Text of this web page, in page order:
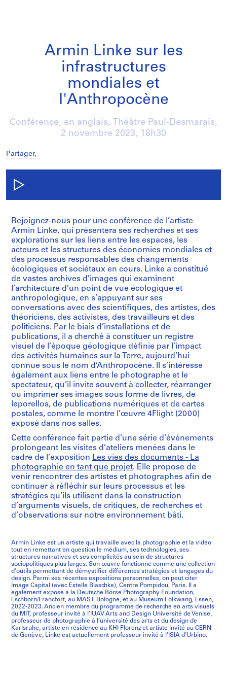
Armin Linke sur les
infrastructures
mondiales et
l'Anthropocène
Conférence, en anglais, Théâtre Paul-Desmarais,
2 novembre 2023, 18h30
Partager,
Rejoignez-nous pour une conférence de l’artiste
Armin Linke, qui présentera ses recherches et ses
explorations sur les liens entre les espaces, les
acteurs et les structures des économies mondiales et
des processus responsables des changements
écologiques et sociétaux en cours. Linke a constitué
de vastes archives d’images qui examinent
l’architecture d’un point de vue écologique et
anthropologique, en s’appuyant sur ses
conversations avec des scientifiques, des artistes, des
théoriciens, des activistes, des travailleurs et des
politiciens. Par le biais d’installations et de
publications, il a cherché à constituer un registre
visuel de l’époque géologique définie par l’impact
des activités humaines sur la Terre, aujourd’hui
connue sous le nom d’Anthropocène. Il s’intéresse
également aux liens entre le photographe et le
spectateur, qu’il invite souvent à collecter, réarranger
ou imprimer ses images sous forme de livres, de
leporellos, de publications numériques et de cartes
postales, comme le montre l’œuvre 4Flight (2000)
exposé dans nos salles.
Cette conférence fait partie d’une série d’événements
prolongeant les visites d’ateliers menées dans le
cadre de l’exposition Les vies des documents - La
photographie en tant que projet. Elle propose de
venir rencontrer des artistes et photographes afin de
continuer à réfléchir sur leurs processus et les
stratégies qu’ils utilisent dans la construction
d’arguments visuels, de critiques, de recherches et
d’observations sur notre environnement bâti.
Armin Linke est un artiste qui travaille avec la photographie et la vidéo
tout en remettant en question le médium, ses technologies, ses
structures narratives et ses complicités au sein de structures
sociopolitiques plus larges. Son œuvre fonctionne comme une collection
d’outils permettant de démystifier différentes stratégies et langages du
design. Parmi ses récentes expositions personnelles, on peut citer
Image Capital (avec Estelle Blaschke), Centre Pompidou, Paris. Il a
également exposé à la Deutsche Börse Photography Foundation,
Eschborn/Francfort, au MAST, Bologne, et au Museum Folkwang, Essen,
2022-2023. Ancien membre du programme de recherche en arts visuels
du MIT, professeur invité à l’IUAV Arts and Design Université de Venise,
professeur de photographie à l’université des arts et du design de
Karlsruhe, artiste en résidence au KHI Florenz et artiste invité au CERN
de Genève, Linke est actuellement professeur invité à l’ISIA d’Urbino.